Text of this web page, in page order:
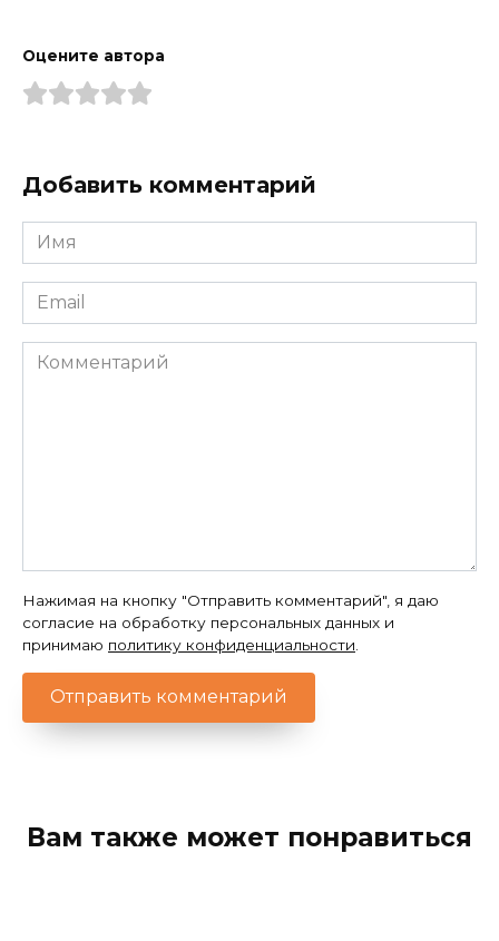
Оцените автора
Добавить комментарий
Имя
*
Email
*
Комментарий
Нажимая на кнопку "Отправить комментарий", я даю
согласие на обработку персональных данных и
принимаю политику конфиденциальности
Вам также может понравиться